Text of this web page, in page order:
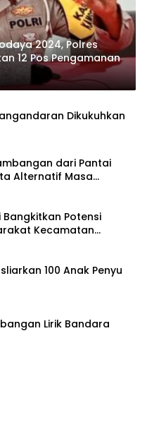
2024, Polres
12 Pos Pengamanan
Dikukuhkan
dari Pantai
Alternatif Masa
Bangkitkan Potensi
Kecamatan
100 Anak Penyu
Lirik Bandara